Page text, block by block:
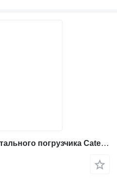
Рама 190-6729 для фронтального погрузчика Caterpillar 962G